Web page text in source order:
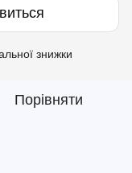
знижки
Порівняти